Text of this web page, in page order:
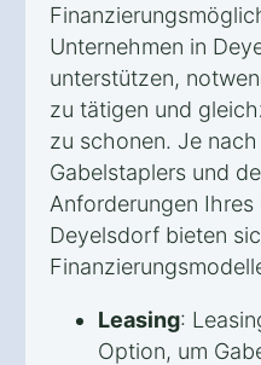
Unternehmen in
unterstützen,
zu tätigen und
zu schonen. Je
Gabelstaplers und
Anforderungen Ihres
Deyelsdorf bieten
Leasing:
Option, um